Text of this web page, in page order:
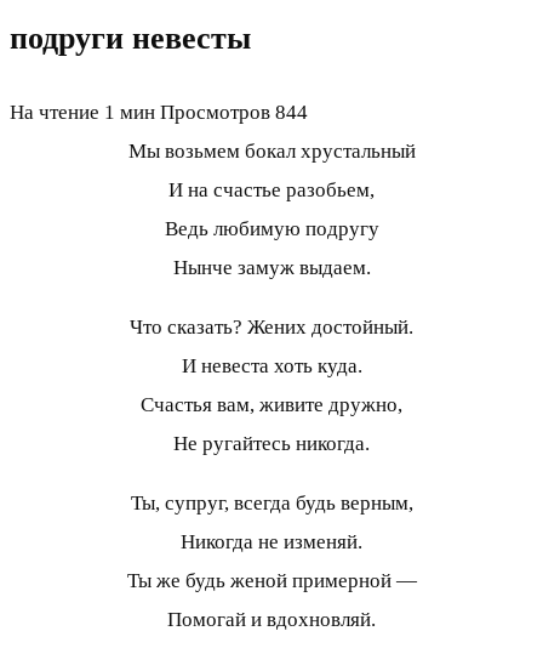
подруги невесты
На чтение 1 мин Просмотров 844
Мы возьмем бокал хрустальный
И на счастье разобьем,
Ведь любимую подругу
Нынче замуж выдаем.
Что сказать? Жених достойный.
И невеста хоть куда.
Счастья вам, живите дружно,
Не ругайтесь никогда.
Ты, супруг, всегда будь верным,
Никогда не изменяй.
Ты же будь женой примерной —
Помогай и вдохновляй.